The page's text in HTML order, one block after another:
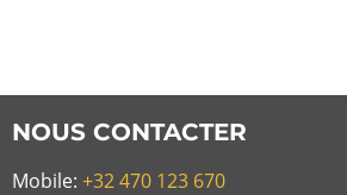
NOUS CONTACTER
Mobile: +32 470 123 670